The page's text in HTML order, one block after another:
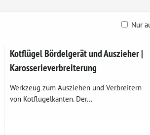
Nur
Kotflügel Bördelgerät und Auszieher |
Karosserieverbreiterung
Werkzeug zum Ausziehen und Verbreitern
von Kotflügelkanten. Der...